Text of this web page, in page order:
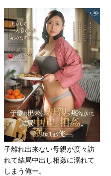
子離れ出来ない母親が度々訪
れて結局中出し相姦に溺れて
しまう俺ー。